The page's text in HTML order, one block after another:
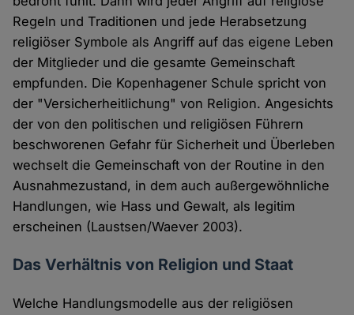
Regeln und Traditionen und jede Herabsetzung
religiöser Symbole als Angriff auf das eigene Leben
der Mitglieder und die gesamte Gemeinschaft
empfunden. Die Kopenhagener Schule spricht von
der "Versicherheitlichung" von Religion. Angesichts
der von den politischen und religiösen Führern
beschworenen Gefahr für Sicherheit und Überleben
wechselt die Gemeinschaft von der Routine in den
Ausnahmezustand, in dem auch außergewöhnliche
Handlungen, wie Hass und Gewalt, als legitim
erscheinen (Laustsen/Waever 2003).
Das Verhältnis von Religion und Staat
Welche Handlungsmodelle aus der religiösen